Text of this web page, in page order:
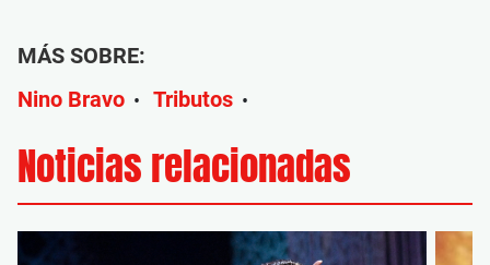
MÁS SOBRE:
Nino Bravo • Tributos •
Noticias relacionadas